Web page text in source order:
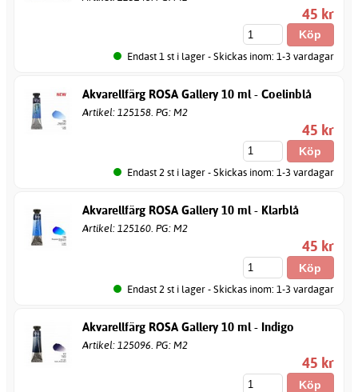
45 kr
Endast 1 st i lager - Skickas inom: 1-3 vardagar
Akvarellfärg ROSA Gallery 10 ml - Coelinblå
Artikel: 125158. PG: M2
45 kr
Endast 2 st i lager - Skickas inom: 1-3 vardagar
Akvarellfärg ROSA Gallery 10 ml - Klarblå
Artikel: 125160. PG: M2
45 kr
Endast 2 st i lager - Skickas inom: 1-3 vardagar
Akvarellfärg ROSA Gallery 10 ml - Indigo
Artikel: 125096. PG: M2
45 kr